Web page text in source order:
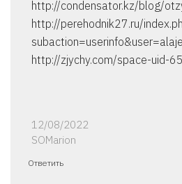
http://condensator.kz/blog/
http://perehodnik27.ru/
http://zjychy.com/space-uid-
12/08/2022
SOMarion
Ответить